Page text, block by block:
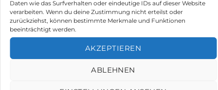
Daten wie das Surfverhalten oder eindeutige IDs auf dieser Website
verarbeiten. Wenn du deine Zustimmung nicht erteilst oder
zurückziehst, können bestimmte Merkmale und Funktionen
beeinträchtigt werden.
AKZEPTIEREN
ABLEHNEN